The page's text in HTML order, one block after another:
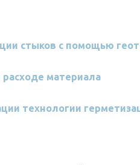
стыков с помощью
материала
технологии